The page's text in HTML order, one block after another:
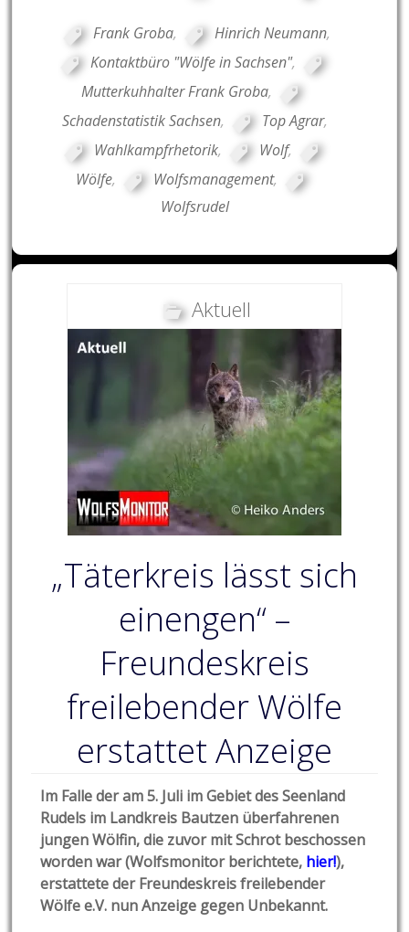
Frank Groba, Hinrich Neumann,
Kontaktbüro "Wölfe in Sachsen",
Mutterkuhhalter Frank Groba,
Schadenstatistik Sachsen, Top Agrar,
Wahlkampfrhetorik, Wolf,
Wölfe, Wolfsmanagement,
Wolfsrudel
Aktuell
„Täterkreis lässt sich
einengen“ –
Freundeskreis
freilebender Wölfe
erstattet Anzeige
Im Falle der am 5. Juli im Gebiet des Seenland
Rudels im Landkreis Bautzen überfahrenen
jungen Wölfin, die zuvor mit Schrot beschossen
worden war (Wolfsmonitor berichtete, hier!),
erstattete der Freundeskreis freilebender
Wölfe e.V. nun Anzeige gegen Unbekannt.